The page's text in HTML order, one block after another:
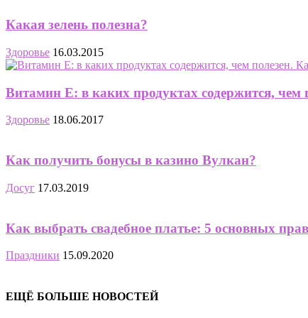
Какая зелень полезна?
Здоровье 16.03.2015
Витамин Е: в каких продуктах содержится, чем
Здоровье 18.06.2017
Как получить бонусы в казино Вулкан?
Досуг 17.03.2019
Как выбрать свадебное платье: 5 основных
Праздники 15.09.2020
ЕЩЁ БОЛЬШЕ НОВОСТЕЙ